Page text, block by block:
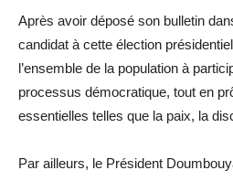
Après avoir déposé son bulletin
candidat à cette élection
l’ensemble de la population à
processus démocratique, tout en
essentielles telles que la paix, la
Par ailleurs, le Président